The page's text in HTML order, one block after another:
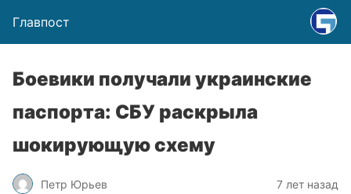
Главпост
Боевики получали украинские
паспорта: СБУ раскрыла
шокирующую схему
Петр Юрьев 7 лет назад